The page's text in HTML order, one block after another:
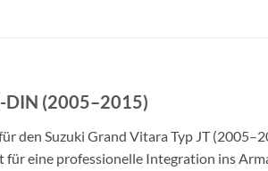
DIN (2005–2015)
den Suzuki Grand Vitara Typ JT
eine professionelle Integration ins